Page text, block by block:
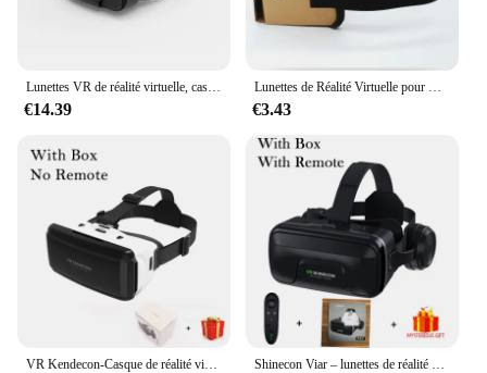
Lunettes VR de réalité virtuelle, casque 3D, lunettes VR pour TV, films, jeux vidéo, osophbale, iOS, smartphone Android
€14.39
Lunettes de Réalité Virtuelle pour Google Cardboard, Films 3D, iPhone 9, 10, 11, 12, SmartMorning, Casque VR pour Samsung
€3.43
VR Kendecon-Casque de réalité virtuelle, lunettes 3D pour smartphone, casque de téléphone intelligent, jumelles de jeu vidéo Shinecon Viar – lunettes de réalité virtuelle 3D VR, casques d'écoute, pour Smartphones, téléphone avec contrôleurs